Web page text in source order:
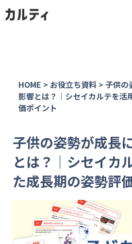
HOME > お役立ち資料 > 子供の
影響とは？｜シセイカルテを活
価ポイント
子供の姿勢が成長
とは？｜シセイカ
た成長期の姿勢評